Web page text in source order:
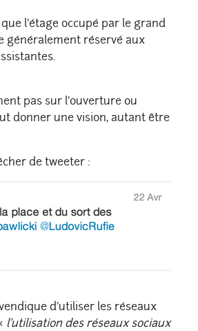
l’étage occupé par le grand
généralement réservé aux
pas sur l’ouverture ou
donner une vision, autant être
de tweeter :
d’utiliser les réseaux
l’utilisation des réseaux sociaux